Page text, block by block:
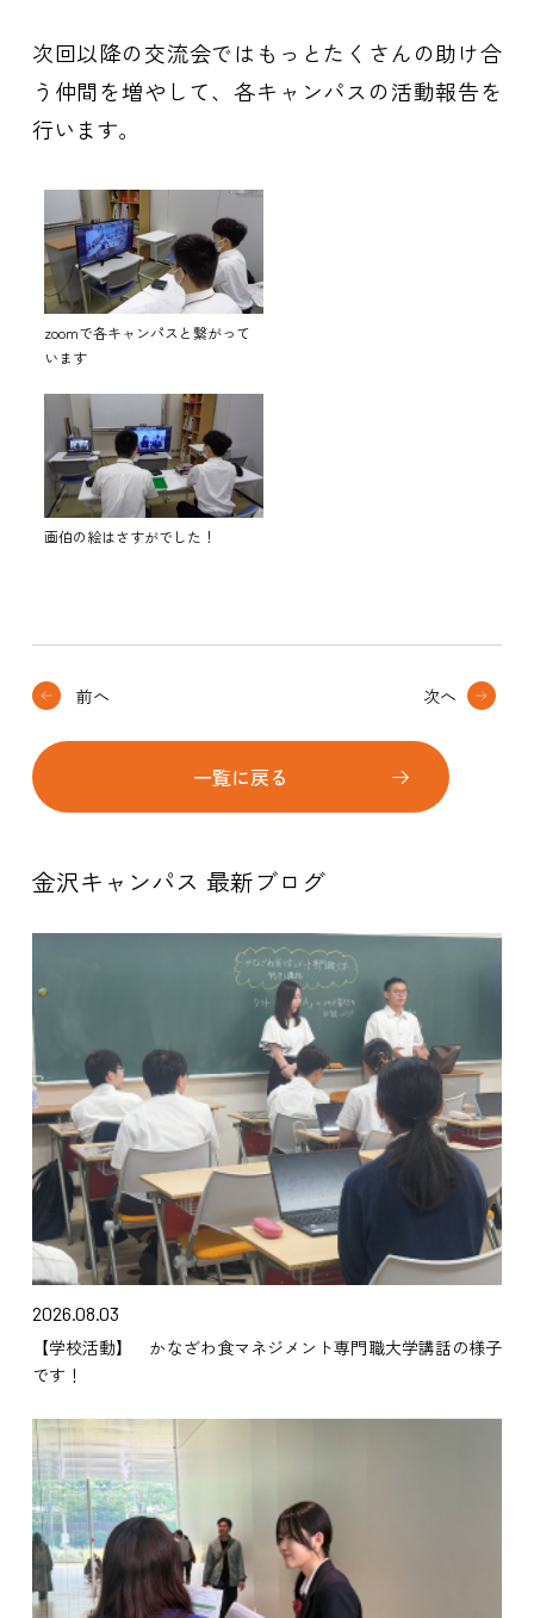
次回以降の交流会ではもっとたくさんの助け合
う仲間を増やして、各キャンパスの活動報告を
行います。
zoomで各キャンパスと繋がって
います
画伯の絵はさすがでした！
前へ
一覧に戻る
次へ
金沢キャンパス 最新ブログ
2026.08.03
【学校活動】 かなざわ食マネジメント専門職大学講話の様子
です！